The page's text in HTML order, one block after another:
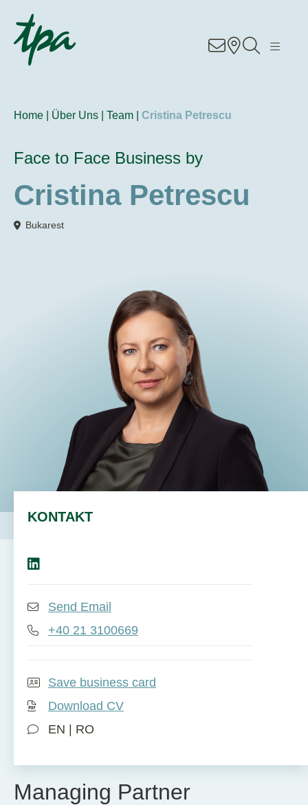
DE EN
Know–how
Services
Branchen
Über uns
Karriere
Home | Über Uns | Team | Cristina Petrescu
Face to Face Business by
Cristina Petrescu
Bukarest
KONTAKT
Send Email
+40 21 3100669
Save business card
Download CV
EN | RO
Managing Partner